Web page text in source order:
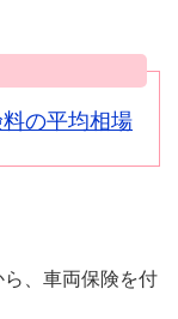
の平均相場
、車両保険を付